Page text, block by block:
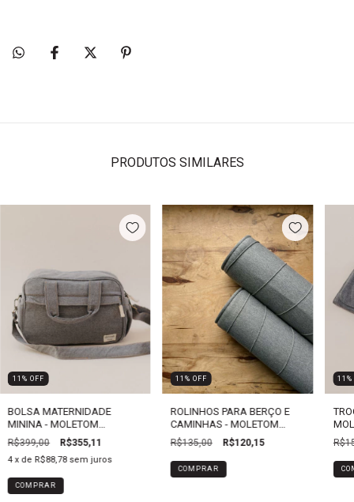
PRODUTOS SIMILARES
11 % OFF
BOLSA MATERNIDADE
MININA - MOLETOM
CHUMBO
R$399,00 R$355,11
4 x de R$88,78 sem juros
11 % OFF
ROLINHOS PARA BERÇO E
CAMINHAS - MOLETOM
CHUMBO - NERVURAS
R$135,00 R$120,15
COMPRAR
11